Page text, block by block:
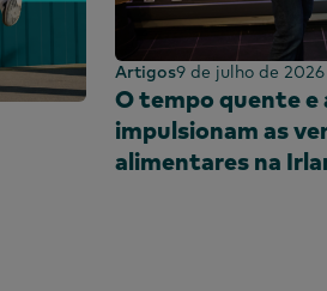
Artigos9 de julho de 2026
O tempo quente e
impulsionam as
alimentares na